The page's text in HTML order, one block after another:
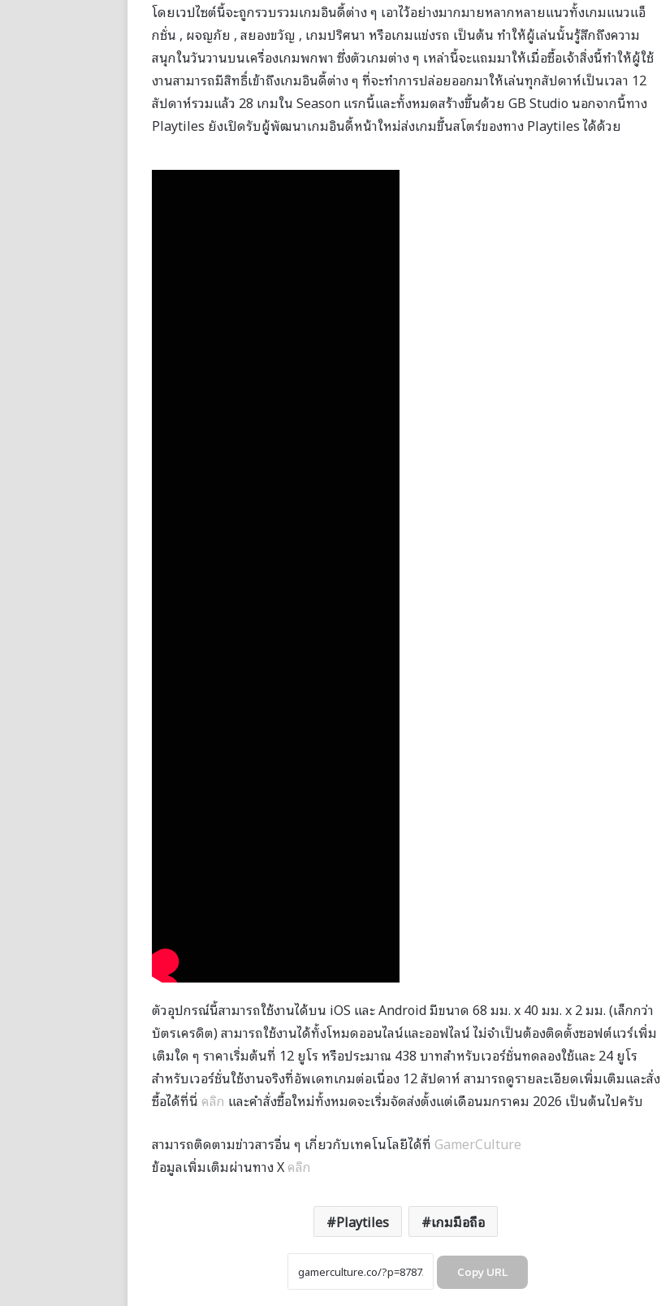
โดยเวปไซต์นี้จะถูกรวบรวมเกมอินดี้ต่าง ๆ เอาไว้อย่างมากมายหลากหลายแนวทั้งเกมแนวแอ็
กชั่น , ผจญภัย , สยองขวัญ , เกมปริศนา หรือเกมแข่งรถ เป็นต้น ทำให้ผู้เล่นนั้นรู้สึกถึงความ
สนุกในวันวานบนเครื่องเกมพกพา ซึ่งตัวเกมต่าง ๆ เหล่านี้จะแถมมาให้เมื่อซื้อเจ้าสิ่งนี้ทำให้ผู้ใช้
งานสามารถมีสิทธิ์เข้าถึงเกมอินดี้ต่าง ๆ ที่จะทำการปล่อยออกมาให้เล่นทุกสัปดาห์เป็นเวลา 12
สัปดาห์รวมแล้ว 28 เกมใน Season แรกนี้และทั้งหมดสร้างขึ้นด้วย GB Studio นอกจากนี้ทาง
Playtiles ยังเปิดรับผู้พัฒนาเกมอินดี้หน้าใหม่ส่งเกมขึ้นสโตร์ของทาง Playtiles ได้ด้วย
ตัวอุปกรณ์นี้สามารถใช้งานได้บน iOS และ Android มีขนาด 68 มม. x 40 มม. x 2 มม. (เล็กกว่า
บัตรเครดิต) สามารถใช้งานได้ทั้งโหมดออนไลน์และออฟไลน์ ไม่จำเป็นต้องติดตั้งซอฟต์แวร์เพิ่ม
เติมใด ๆ ราคาเริ่มต้นที่ 12 ยูโร หรือประมาณ 438 บาทสำหรับเวอร์ชั่นทดลองใช้และ 24 ยูโร
สำหรับเวอร์ชั่นใช้งานจริงที่อัพเดทเกมต่อเนื่อง 12 สัปดาห์ สามารถดูรายละเอียดเพิ่มเติมและสั่ง
ซื้อได้ที่นี่ คลิก และคำสั่งซื้อใหม่ทั้งหมดจะเริ่มจัดส่งตั้งแต่เดือนมกราคม 2026 เป็นต้นไปครับ
สามารถติดตามข่าวสารอื่น ๆ เกี่ยวกับเทคโนโลยีได้ที่ GamerCulture
ข้อมูลเพิ่มเติมผ่านทาง Xคลิก
Playtiles เกมมือถือ
Copy URL